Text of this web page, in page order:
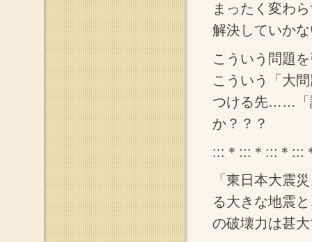
まったく変わ
解決していか
こういう問題
こういう「大
つける先……「
か？？？
:::＊:::＊:::＊:::
「東日本大震
る大きな地震
の破壊力は甚